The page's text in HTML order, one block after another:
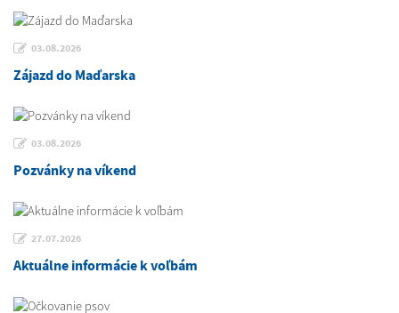
03.08.2026
Zájazd do Maďarska
03.08.2026
Pozvánky na víkend
27.07.2026
Aktuálne informácie k voľbám